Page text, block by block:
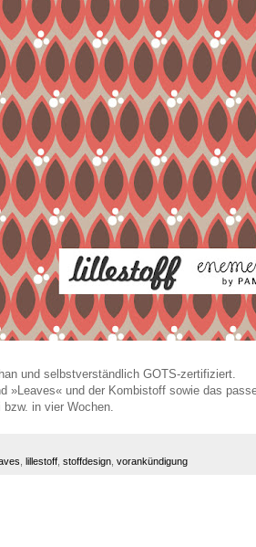
und selbstverständlich GOTS-zertifiziert.
»Leaves« und der Kombistoff sowie das
bzw. in vier Wochen.
lillestoff, stoffdesign, vorankündigung